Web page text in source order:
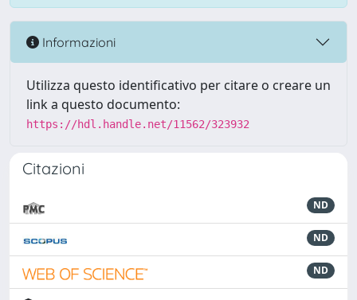
Informazioni
Utilizza questo identificativo per citare o creare un
link a questo documento:
https://hdl.handle.net/11562/323932
Citazioni
ND
ND
ND